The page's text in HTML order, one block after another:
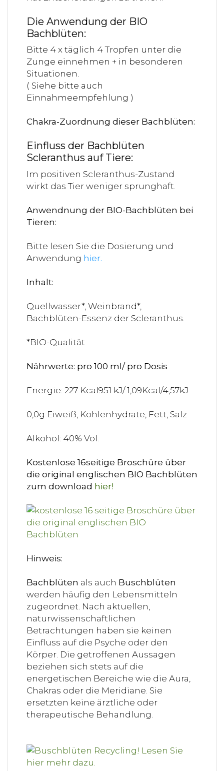
Die Anwendung der BIO
Bachblüten:
Bitte 4 x täglich 4 Tropfen unter die
Zunge einnehmen + in besonderen
Situationen.
( Siehe bitte auch
Einnahmeempfehlung )
Chakra-Zuordnung dieser Bachblüten:
Einfluss der Bachblüten
Scleranthus auf Tiere:
Im positiven Scleranthus-Zustand
wirkt das Tier weniger sprunghaft.
Anwendnung der BIO-Bachblüten bei
Tieren:
Bitte lesen Sie die Dosierung und
Anwendung hier.
Inhalt:
Quellwasser*, Weinbrand*,
Bachblüten-Essenz der Scleranthus.
*BIO-Qualität
Nährwerte: pro 100 ml/ pro Dosis
Energie: 227 Kcal951 kJ/ 1,09Kcal/4,57kJ
0,0g Eiweiß, Kohlenhydrate, Fett, Salz
Alkohol: 40% Vol.
Kostenlose 16seitige Broschüre über
die original englischen BIO Bachblüten
zum download hier!
Hinweis:
Bachblüten als auch Buschblüten
werden häufig den Lebensmitteln
zugeordnet. Nach aktuellen,
naturwissenschaftlichen
Betrachtungen haben sie keinen
Einfluss auf die Psyche oder den
Körper. Die getroffenen Aussagen
beziehen sich stets auf die
energetischen Bereiche wie die Aura,
Chakras oder die Meridiane. Sie
ersetzten keine ärztliche oder
therapeutische Behandlung.